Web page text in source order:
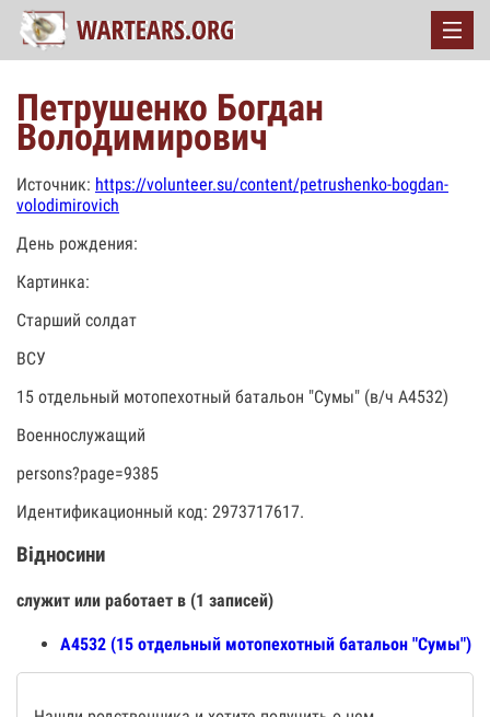
Петрушенко Богдан
Володимирович
Источник: https://volunteer.su/content/petrushenko-bogdan-
volodimirovich
День рождения:
Картинка:
Старший солдат
ВСУ
15 отдельный мотопехотный батальон "Сумы" (в/ч А4532)
Военнослужащий
persons?page=9385
Идентификационный код: 2973717617.
Відносини
служит или работает в (1 записей)
А4532 (15 отдельный мотопехотный батальон "Сумы")